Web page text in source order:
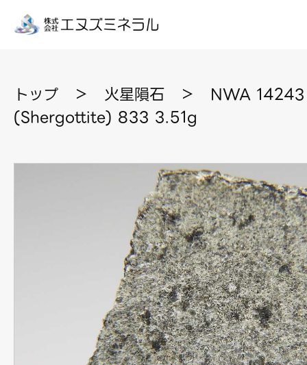
トップ ＞ 火星隕石 ＞
NWA 14243
(Shergottite) 833 3.51g